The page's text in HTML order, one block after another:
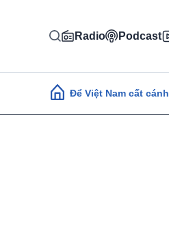
Radio Podcast
Main navigation
Để Việt Nam cất cánh